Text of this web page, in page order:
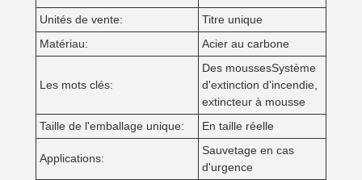
Unités de vente:
Titre unique
Matériau:
Acier au carbone
Les mots clés:
Des moussesSystème
d'extinction d'incendie,
extincteur à mousse
Taille de l'emballage unique:
En taille réelle
Applications:
Sauvetage en cas
d'urgence